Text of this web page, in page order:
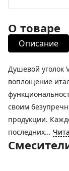
О товаре
Описание
Душевой уголок
воплощение
своим
продукции.
последних...